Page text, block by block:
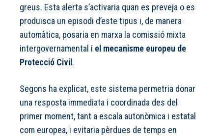
greus. Esta alerta s’activaria quan es preveja o es
produïsca un episodi d’este tipus i, de manera
automàtica, posaria en marxa la comissió mixta
intergovernamental i el mecanisme europeu de
Protecció Civil .
Segons ha explicat, este sistema permetria donar
una resposta immediata i coordinada des del
primer moment, tant a escala autonòmica i estatal
com europea, i evitaria pèrdues de temps en